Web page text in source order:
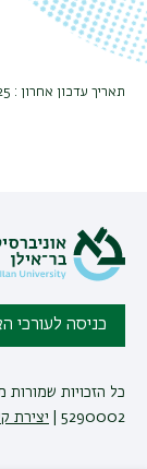
תאריך עדכון אחרון : 09/01/2025
כניסה לעורכי
כל הזכויות שמורות
5290002 |
יצירת